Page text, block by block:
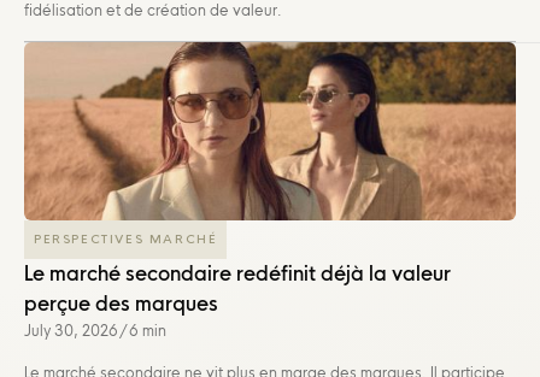
fidélisation et de création de valeur.
PERSPECTIVES MARCHÉ
Le marché secondaire redéfinit déjà la valeur
perçue des marques
July 30, 2026 /6 min
Le marché secondaire ne vit plus en marge des marques. Il participe